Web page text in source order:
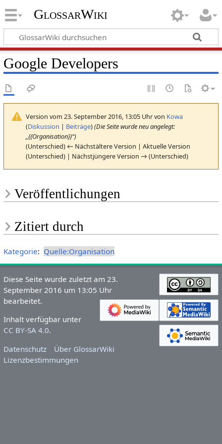
GlossarWiki
Google Developers
Version vom 23. September 2016, 13:05 Uhr von Kowa
(Diskussion | Beiträge)(Die Seite wurde neu angelegt:
„{{Organisation}}“)
(Unterschied) ← Nächstältere Version | Aktuelle Version
(Unterschied) | Nächstjüngere Version → (Unterschied)
Veröffentlichungen
Zitiert durch
Kategorie: Quelle:Organisation
Diese Seite wurde zuletzt am 23.
September 2016 um 13:05 Uhr
bearbeitet.
Inhalt verfügbar unter
CC BY-SA 4.0.
Datenschutz
Über GlossarWiki
Lizenzbestimmungen